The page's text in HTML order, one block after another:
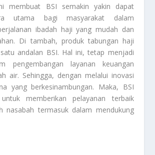
membuat BSI semakin yakin dapat
utama bagi masyarakat dalam
ibadah haji yang mudah dan
Di tambah, produk tabungan haji
andalan BSI. Hal ini, tetap menjadi
pengembangan layanan keuangan
air. Sehingga, dengan melalui inovasi
yang berkesinambungan. Maka, BSI
memberikan pelayanan terbaik
nasabah termasuk dalam mendukung